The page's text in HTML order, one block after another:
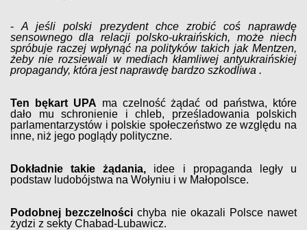
-A jeśli polski prezydent chce zrobić coś naprawdę
sensownego dla relacji polsko-ukraińskich, może niech
spróbuje raczej wpłynąć na polityków takich jak Mentzen,
żeby nie rozsiewali w mediach kłamliwej antyukraińskiej
propagandy, która jest naprawdę bardzo szkodliwa .
Ten bękart UPA ma czelność żądać od państwa, które
dało mu schronienie i chleb, prześladowania polskich
parlamentarzystów i polskie społeczeństwo ze względu na
inne, niż jego poglądy polityczne.
Dokładnie takie żądania, idee i propaganda legły u
podstaw ludobójstwa na Wołyniu i w Małopolsce.
Podobnej bezczelności chyba nie okazali Polsce nawet
żydzi z sekty Chabad-Lubawicz.